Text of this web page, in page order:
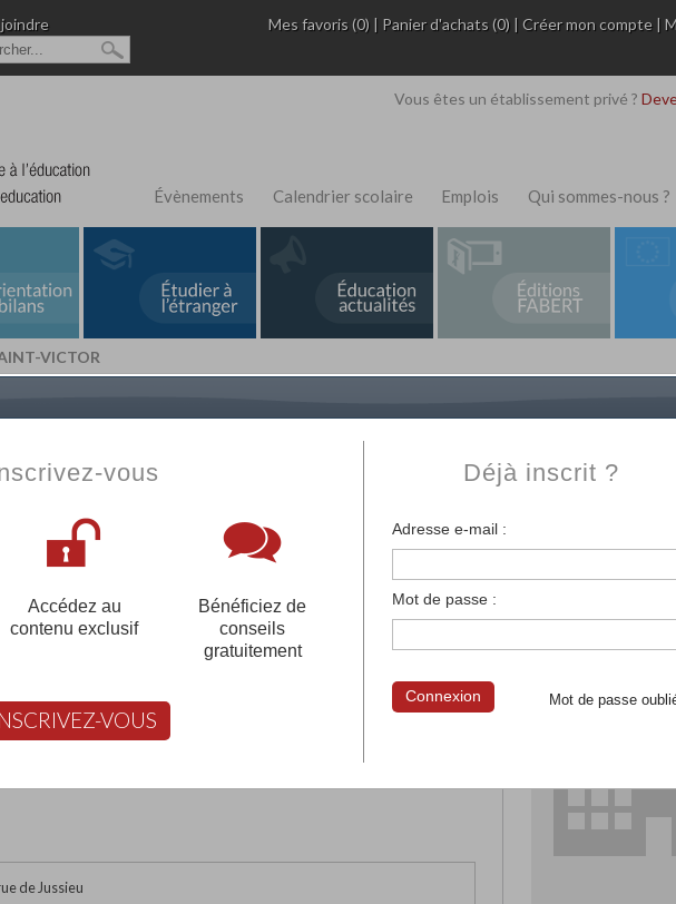
Mes favoris (0) | Panier d'achats (0) |Créer mon compte |
Vous êtes un établissement privé ?
Évènements Calendrier scolaire Emplois Qui sommes-nous ?
VICTOR
L'Annuaire de rechercheFabert.comvous permet de trouver parmi
votre établissement privé, du primaire au supérieur, mais aussi des
scolaire et des cours à distance. Ce moteur regroupe toutes les
françaises et tous les établissements français à l'étranger.
VICTOR
de Jussieu
vous
Accédez au
contenu exclusif
Bénéficiez de
conseils
gratuitement
VOUS
Déjà inscrit ?
Adresse e-mail :
Mot de passe :
Mot de passe
Connexion